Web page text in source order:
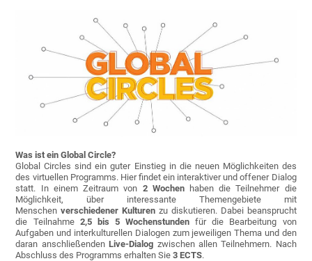
Was ist ein Global Circle?
Global Circles sind ein guter Einstieg in die neuen Möglichkeiten des
des virtuellen Programms. Hier findet ein interaktiver und offener Dialog
statt. In einem Zeitraum von 2 Wochenhaben die Teilnehmer die
Möglichkeit, über interessante Themengebiete mit
Menschenverschiedener Kulturen zu diskutieren. Dabei beansprucht
die Teilnahme2,5 bis 5 Wochenstunden für die Bearbeitung von
Aufgaben und interkulturellen Dialogen zum jeweiligen Thema und den
daran anschließendenLive-Dialog zwischen allen Teilnehmern. Nach
Abschluss des Programms erhalten Sie3 ECTS.